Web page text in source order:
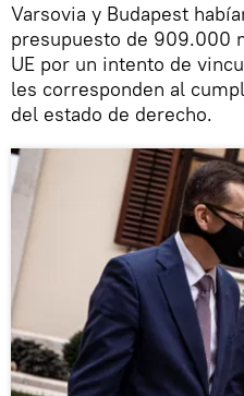
Varsovia y Budapest
presupuesto de 909.000
UE por un intento de
les corresponden al
del estado de derecho.